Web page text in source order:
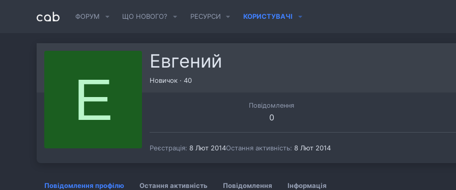
ФОРУМ ЩО НОВОГО? РЕСУРСИ КОРИСТУВАЧІ
Е
Евгений
Новичок · 40
Повідомлення
0
Реєстрація 8 Лют 2014Остання активність 8 Лют 2014
Повідомлення профілю Остання активність Повідомлення Інформація